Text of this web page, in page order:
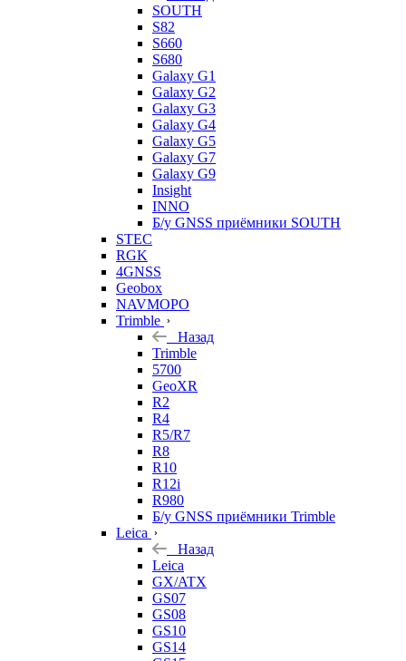
SOUTH
S82
S660
S680
Galaxy G1
Galaxy G2
Galaxy G3
Galaxy G4
Galaxy G5
Galaxy G7
Galaxy G9
Insight
INNO
Б/у GNSS приёмники SOUTH
STEC
RGK
4GNSS
Geobox
NAVMOPO
Trimble
Назад
Trimble
5700
GeoXR
R2
R4
R5/R7
R8
R10
R12i
R980
Б/у GNSS приёмники Trimble
Leica
Назад
Leica
GX/ATX
GS07
GS08
GS10
GS14